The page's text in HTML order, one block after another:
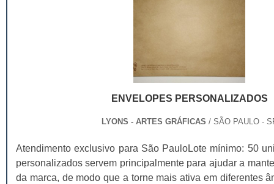
alimentos para delivery, a conservação da
manutenção da temperatura vai depender muito do
embalagens de papel têm grande capacidade de reter
ENVELOPES PERSONALIZADOS
LYONS - ARTES GRÁFICAS / SÃO PAULO -
Atendimento exclusivo para São PauloLote mínimo: 50
personalizados servem principalmente para ajudar a
da marca, de modo que a torne mais ativa em diferentes